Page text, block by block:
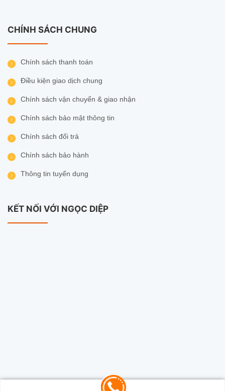
CHÍNH SÁCH CHUNG
Chính sách thanh toán
Điều kiện giao dịch chung
Chính sách vận chuyển & giao nhận
Chính sách bảo mật thông tin
Chính sách đổi trả
Chính sách bảo hành
Thông tin tuyển dụng
KẾT NỐI VỚI NGỌC DIỆP